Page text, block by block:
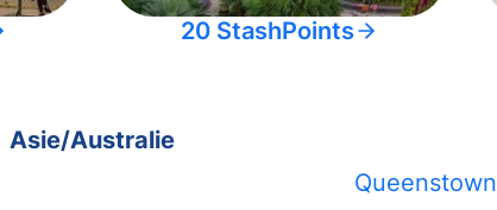
20 StashPoints
Asie/Australie
Queenstown